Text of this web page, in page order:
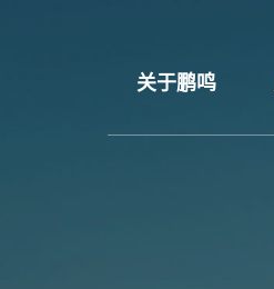
关于鹏鸣